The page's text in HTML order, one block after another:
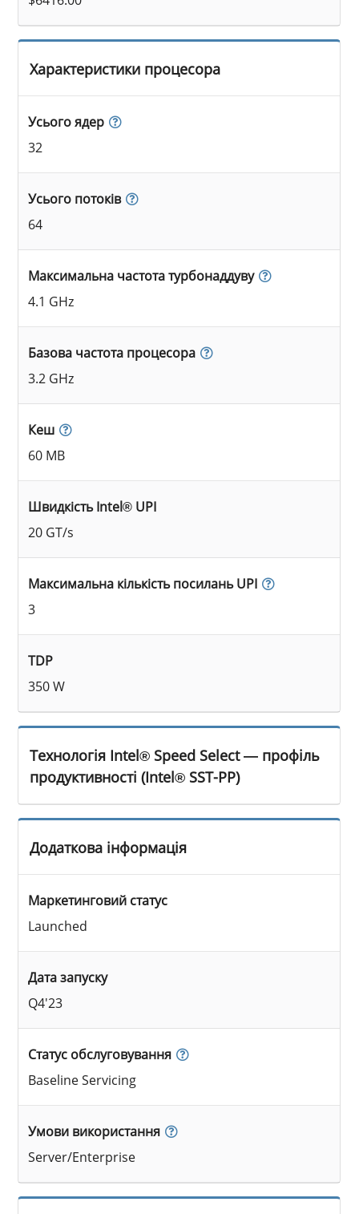
Характеристики процесора
Усього ядер
32
Усього потоків
64
Максимальна частота турбонаддуву
4.1 GHz
Базова частота процесора
3.2 GHz
Кеш
60 MB
Швидкість Intel® UPI
20 GT/s
Максимальна кількість посилань UPI
3
TDP
350 W
Технологія Intel® Speed Select — профіль
продуктивності (Intel® SST-PP)
Додаткова інформація
Маркетинговий статус
Launched
Дата запуску
Q4'23
Статус обслуговування
Baseline Servicing
Умови використання
Server/Enterprise